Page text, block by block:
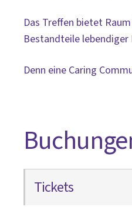
Das Treffen bietet
Bestandteile
Denn eine Caring
Tickets